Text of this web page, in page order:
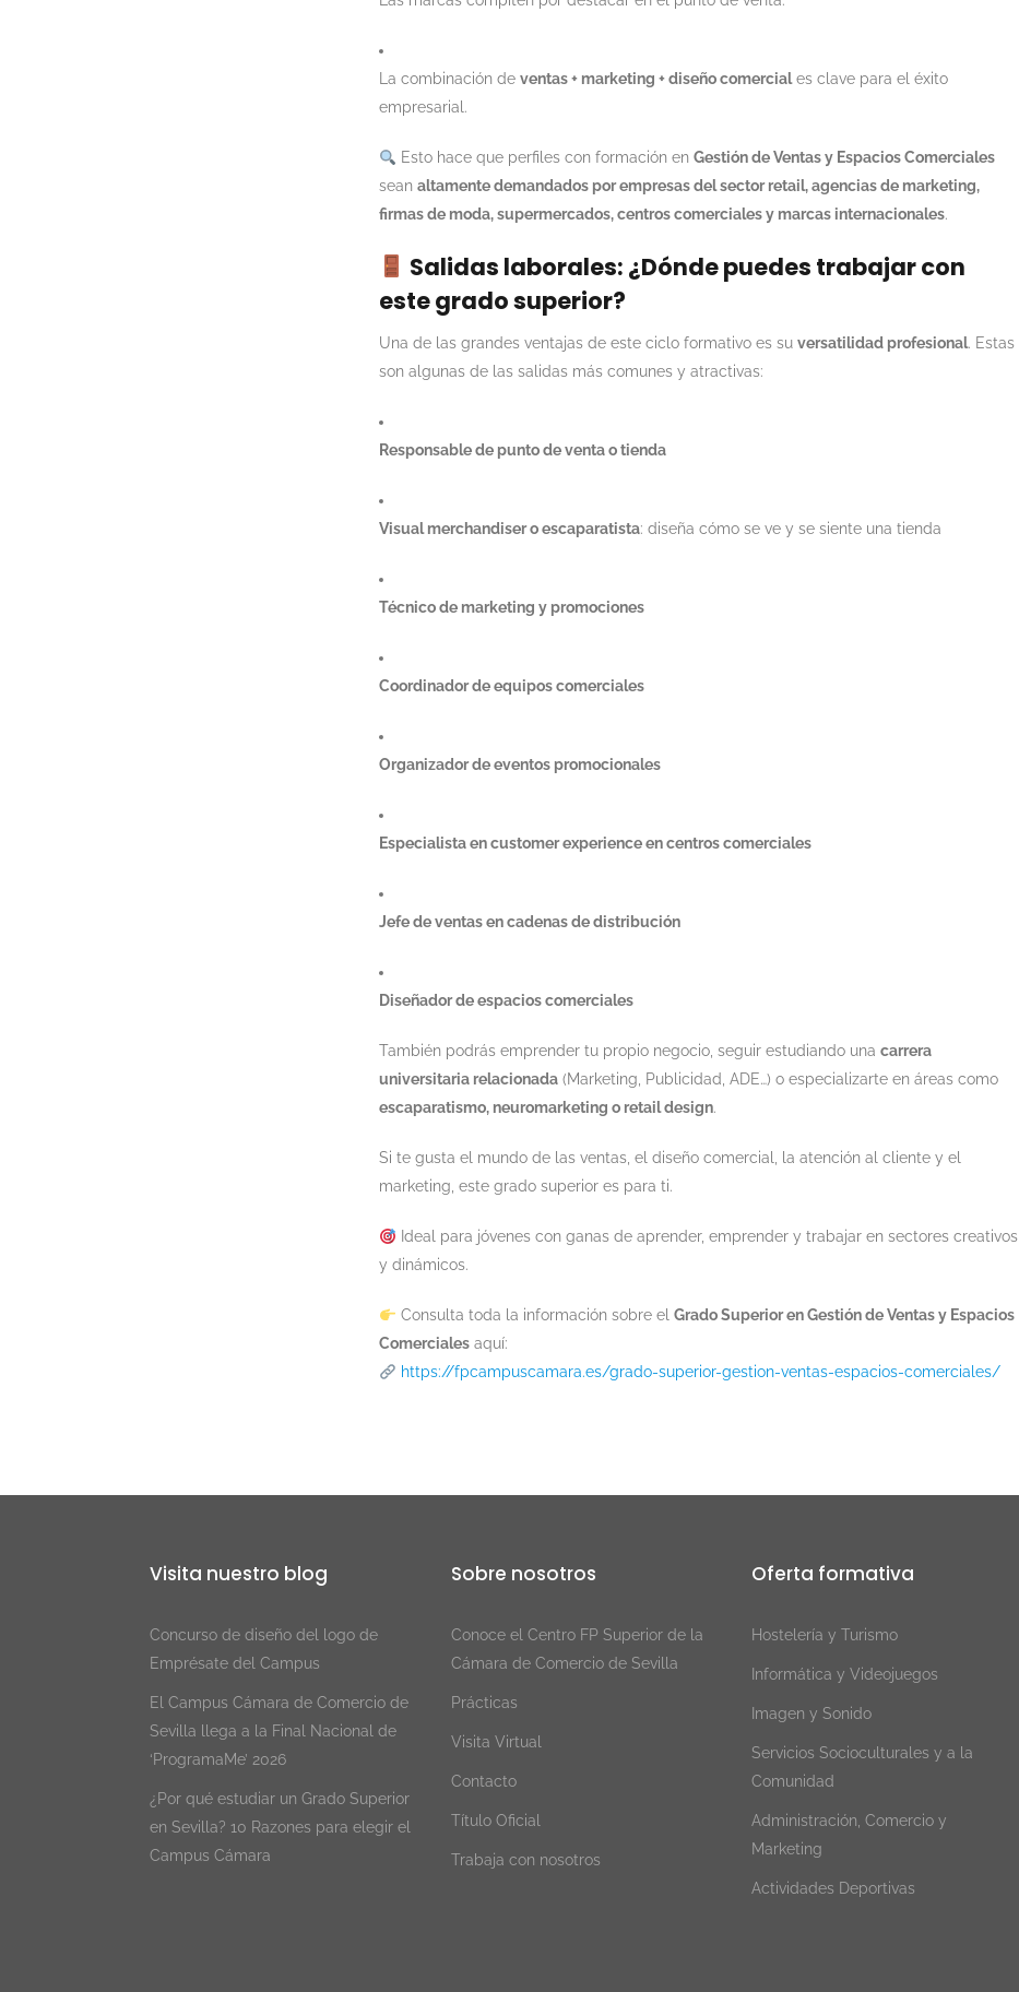
La combinación de ventas + marketing + diseño comerciales clave para el éxito
empresarial.
Esto hace que perfiles con formación en Gestión de Ventas y Espacios Comerciales
sean altamente demandados por empresas del sector retail, agencias de marketing,
firmas de moda, supermercados, centros comerciales y marcas internacionales.
Salidas laborales: ¿Dónde puedes trabajar con
este grado superior?
Una de las grandes ventajas de este ciclo formativo es su versatilidad profesional. Estas
son algunas de las salidas más comunes y atractivas:
Responsable de punto de venta o tienda
Visual merchandiser o escaparatista: diseña cómo se ve y se siente una tienda
Técnico de marketing y promociones
Coordinador de equipos comerciales
Organizador de eventos promocionales
Especialista en customer experience en centros comerciales
Jefe de ventas en cadenas de distribución
Diseñador de espacios comerciales
También podrás emprender tu propio negocio, seguir estudiando una carrera
universitaria relacionada (Marketing, Publicidad, ADE…) o especializarte en áreas como
escaparatismo, neuromarketing o retail design.
Si te gusta el mundo de las ventas, el diseño comercial, la atención al cliente y el
marketing, este grado superior es para ti.
Ideal para jóvenes con ganas de aprender, emprender y trabajar en sectores creativos
y dinámicos.
Consulta toda la información sobre el Grado Superior en Gestión de Ventas y Espacios
Comerciales aquí:
https://fpcampuscamara.es/grado-superior-gestion-ventas-espacios-comerciales/
Visita nuestro blog
Concurso de diseño del logo de
Emprésate del Campus
El Campus Cámara de Comercio de
Sevilla llega a la Final Nacional de
‘ProgramaMe’ 2026
¿Por qué estudiar un Grado Superior
en Sevilla? 10 Razones para elegir el
Campus Cámara
Sobre nosotros
Conoce el Centro FP Superior de la
Cámara de Comercio de Sevilla
Prácticas
Visita Virtual
Contacto
Título Oficial
Trabaja con nosotros
Oferta formativa
Hostelería y Turismo
Informática y Videojuegos
Imagen y Sonido
Servicios Socioculturales y a la
Comunidad
Administración, Comercio y
Marketing
Actividades Deportivas